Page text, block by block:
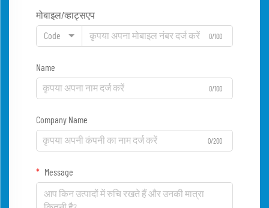
मोबाइल/व्हाट्सएप
Code 0/100
Name
0/100
Company Name
0/200
Message